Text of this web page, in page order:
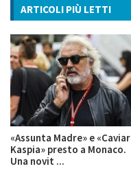
ARTICOLI PIÙ LETTI
«Assunta Madre» e «Caviar
Kaspia» presto a Monaco.
Una novit ...